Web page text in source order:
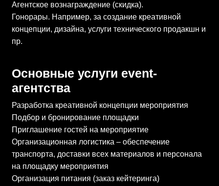
Агентское вознаграждение (скидка).
Гонорары. Например, за создание креативной
концепции, дизайна, услуги технического продакшн и
пр.
Основные услуги event-
агентства
Разработка креативной концепции мероприятия
Подбор и бронирование площадки
Приглашение гостей на мероприятие
Организационная логистика – обеспечение
транспорта, доставки всех материалов и персонала
на площадку мероприятия
Организация питания (заказ кейтеринга)